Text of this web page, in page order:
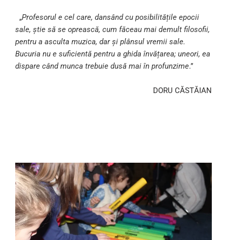
„Profesorul e cel care, dansând cu posibilitățile epocii
sale, știe să se oprească, cum făceau mai demult filosofii,
pentru a asculta muzica, dar și plânsul vremii sale.
Bucuria nu e suficientă pentru a ghida învățarea; uneori, ea
dispare când munca trebuie dusă mai în profunzime.”
DORU CĂSTĂIAN